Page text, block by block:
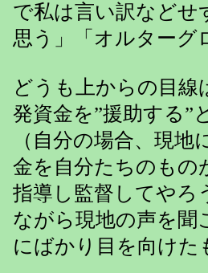
で私は言い訳などせ
思う」「オルターグ
どうも上からの目
発資金を”援助する”
（自分の場合、現
金を自分たちのもの
指導し監督してやろ
ながら現地の声を聞
にばかり目を向けた